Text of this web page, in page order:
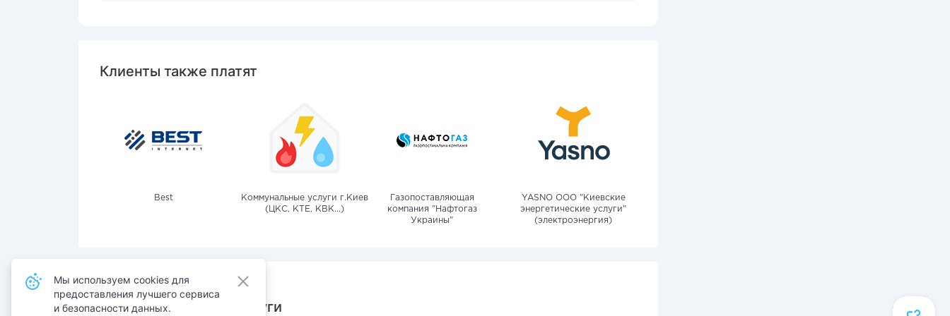
Клиенты также платят
Best
Коммунальные услуги г.Киев
(ЦКС, КТЕ, КВК...)
Газопоставляющая
компания "Нафтогаз
Украины"
YASNO OOO "Киевские
энергетические услуги"
(электроэнергия)
Также оплачивают услуги
Мы используем cookies для
предоставления лучшего сервиса
и безопасности данных.